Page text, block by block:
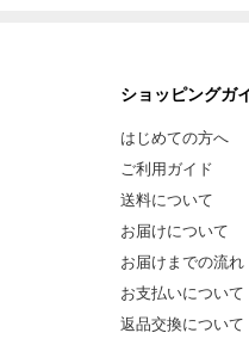
ショッピングガ
はじめての方へ
ご利用ガイド
送料について
お届けについて
お届けまでの流れ
お支払いについて
返品交換について